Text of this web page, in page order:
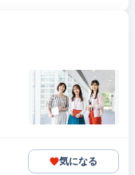
気になる